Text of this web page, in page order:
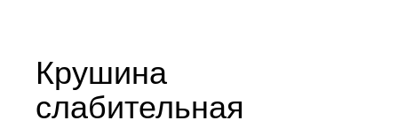
Крушина
слабительная